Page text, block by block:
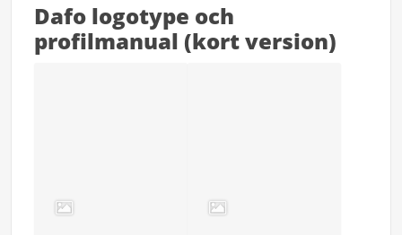
Dafo logotype och
profilmanual (kort version)